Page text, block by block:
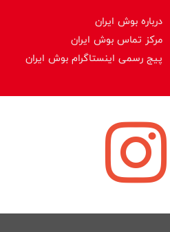
درباره بوش ایران
مرکز تماس بوش ایران
پیج رسمی اینستاگرام بوش ایران